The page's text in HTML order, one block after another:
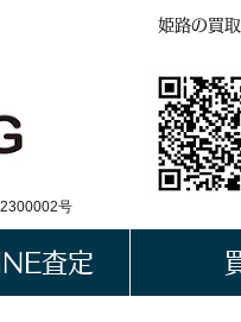
姫路の買
LINE QR
号
査定